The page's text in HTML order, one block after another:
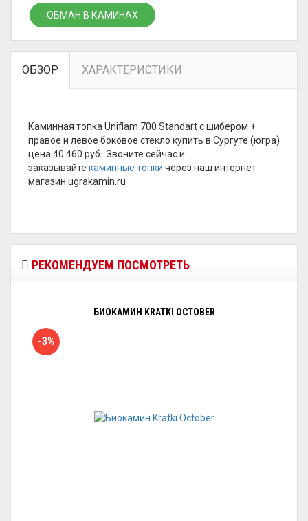
ОБМАН В КАМИНАХ
ОБЗОР ХАРАКТЕРИСТИКИ
Каминная топка Uniflam 700 Standart с шибером +
правое и левое боковое стекло купить в Сургуте (югра)
цена 40 460 руб.. Звоните сейчас и
заказывайте каминные топки через наш интернет
магазин ugrakamin.ru
РЕКОМЕНДУЕМ ПОСМОТРЕТЬ
БИОКАМИН KRATKI OCTOBER
-3%